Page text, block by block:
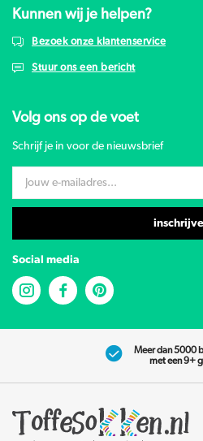
Kunnen wij je helpen?
Bezoek onze klantenservice
Stuur ons een bericht
Volg ons op de voet
Schrijf je in voor de nieuwsbrief
Social media
Meer dan 5000
met een 9+